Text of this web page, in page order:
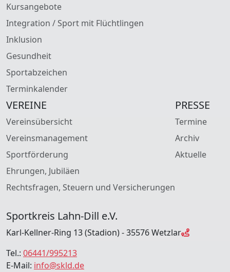
Kursangebote
Integration / Sport mit Flüchtlingen
Inklusion
Gesundheit
Sportabzeichen
Terminkalender
VEREINE
Vereinsübersicht
Vereinsmanagement
Sportförderung
Ehrungen, Jubiläen
Rechtsfragen, Steuern und Versicherungen
PRESSE
Termine
Archiv
Aktuelle
Sportkreis Lahn-Dill e.V.
Karl-Kellner-Ring 13 (Stadion) - 35576 Wetzlar
Tel.: 06441/995213
E-Mail: info@skld.de